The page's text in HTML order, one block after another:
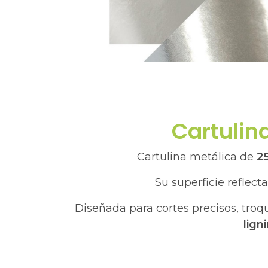
Cartulina metálica de
Su superficie
Diseñada para cortes precisos,